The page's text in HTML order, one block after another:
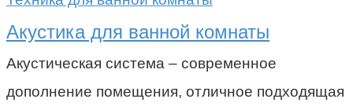
Акустика для ванной комнаты
Акустическая система – современное
дополнение помещения, отличное подходящая